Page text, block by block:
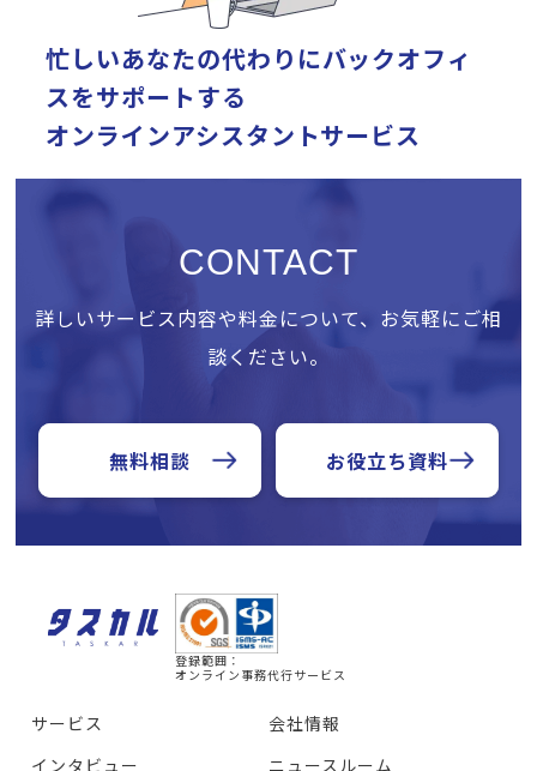
忙しいあなたの代わりにバックオフィ
スをサポートする
オンラインアシスタントサービス
CONTACT
詳しいサービス内容や料金について、お気軽にご相
談ください。
無料相談 お役立ち資料
登録範囲：
オンライン事務代行サービス
サービス
インタビュー
会社情報
ニュースルーム